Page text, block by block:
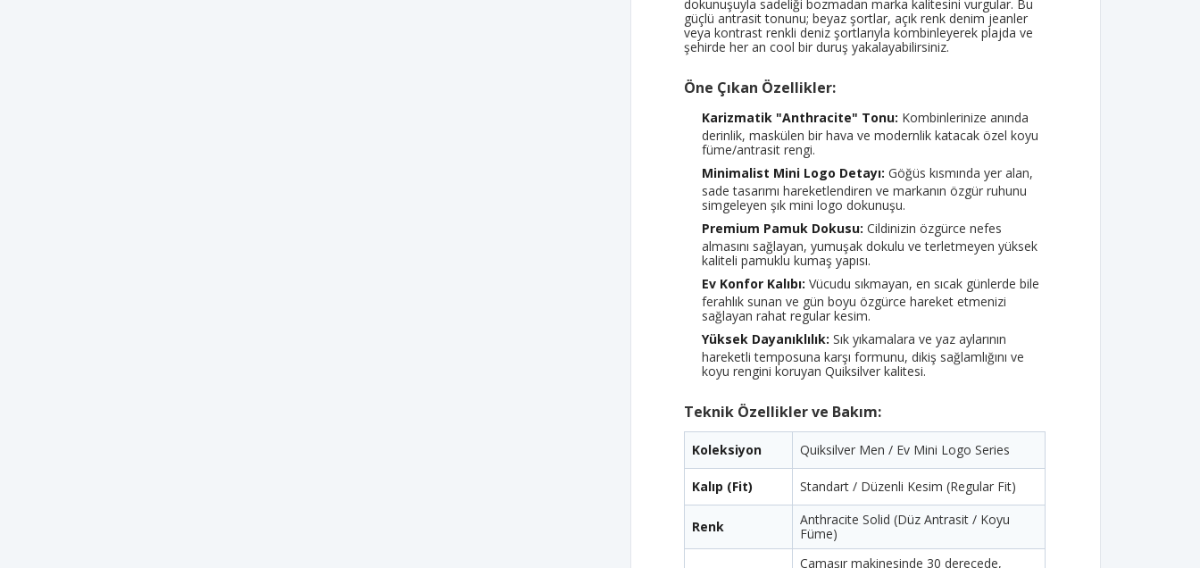
dokunuşuyla sadeliği bozmadan marka kalitesini vurgular. Bu
güçlü antrasit tonunu; beyaz şortlar, açık renk denim jeanler
veya kontrast renkli deniz şortlarıyla kombinleyerek plajda ve
şehirde her an cool bir duruş yakalayabilirsiniz.
Öne Çıkan Özellikler:
Karizmatik "Anthracite" Tonu: Kombinlerinize anında
derinlik, maskülen bir hava ve modernlik katacak özel koyu
füme/antrasit rengi.
Minimalist Mini Logo Detayı: Göğüs kısmında yer alan,
sade tasarımı hareketlendiren ve markanın özgür ruhunu
simgeleyen şık mini logo dokunuşu.
Premium Pamuk Dokusu: Cildinizin özgürce nefes
almasını sağlayan, yumuşak dokulu ve terletmeyen yüksek
kaliteli pamuklu kumaş yapısı.
Ev Konfor Kalıbı: Vücudu sıkmayan, en sıcak günlerde bile
ferahlık sunan ve gün boyu özgürce hareket etmenizi
sağlayan rahat regular kesim.
Yüksek Dayanıklılık: Sık yıkamalara ve yaz aylarının
hareketli temposuna karşı formunu, dikiş sağlamlığını ve
koyu rengini koruyan Quiksilver kalitesi.
Teknik Özellikler ve Bakım:
Koleksiyon Quiksilver Men / Ev Mini Logo Series
Kalıp (Fit) Standart / Düzenli Kesim (Regular Fit)
Renk
Anthracite Solid (Düz Antrasit / Koyu
Füme)
Çamaşır makinesinde 30 derecede,